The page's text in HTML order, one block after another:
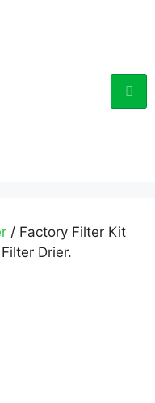
/ Factory Filter Kit
Drier.